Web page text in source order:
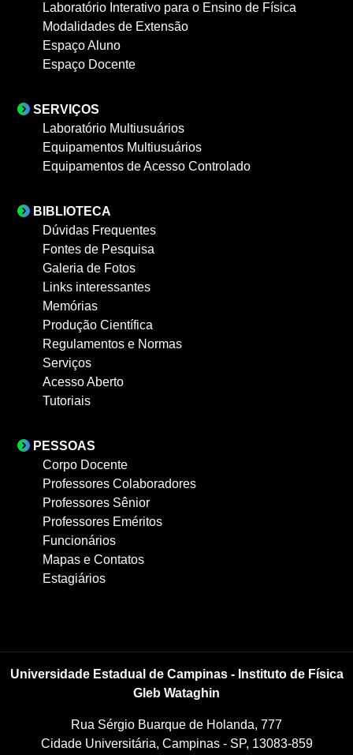
Laboratório Interativo para o Ensino de Física
Modalidades de Extensão
Espaço Aluno
Espaço Docente
SERVIÇOS
Laboratório Multiusuários
Equipamentos Multiusuários
Equipamentos de Acesso Controlado
BIBLIOTECA
Dúvidas Frequentes
Fontes de Pesquisa
Galeria de Fotos
Links interessantes
Memórias
Produção Científica
Regulamentos e Normas
Serviços
Acesso Aberto
Tutoriais
PESSOAS
Corpo Docente
Professores Colaboradores
Professores Sênior
Professores Eméritos
Funcionários
Mapas e Contatos
Estagiários
Universidade Estadual de Campinas - Instituto de Física
Gleb Wataghin
Rua Sérgio Buarque de Holanda, 777
Cidade Universitária, Campinas - SP, 13083-859